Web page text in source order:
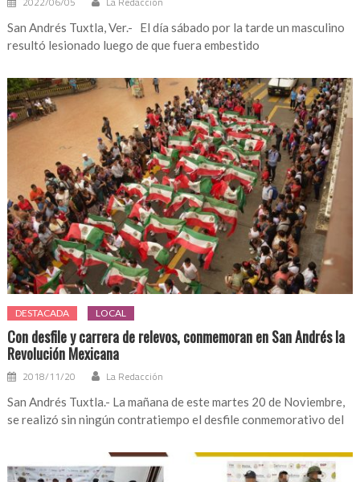
San Andrés Tuxtla, Ver.- El día sábado por la tarde un masculino
resultó lesionado luego de que fuera embestido
DESTACADA LOCAL
Con desfile y carrera de relevos, conmemoran en San Andrés la
Revolución Mexicana
2018/11/20 La Redacción
San Andrés Tuxtla.- La mañana de este martes 20 de Noviembre,
se realizó sin ningún contratiempo el desfile conmemorativo del